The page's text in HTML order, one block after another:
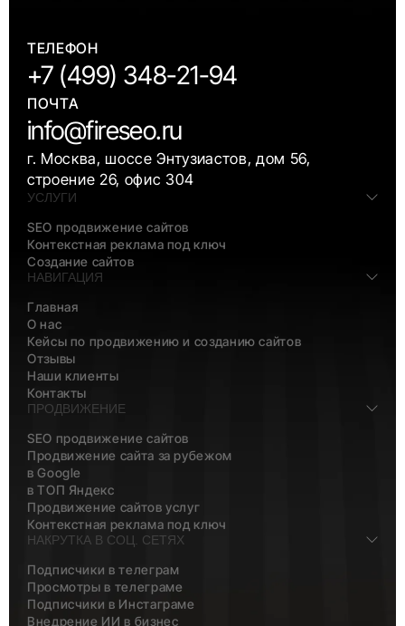
ТЕЛЕФОН
+7 (499) 348-21-94
ПОЧТА
info@fireseo.ru
г. Москва, шоссе Энтузиастов, дом 56,
строение 26, офис 304
УСЛУГИ
SEO продвижение сайтов
Контекстная реклама под ключ
Создание сайтов
НАВИГАЦИЯ
Главная
О нас
Кейсы по продвижению и созданию сайтов
Отзывы
Наши клиенты
Контакты
ПРОДВИЖЕНИЕ
SEO продвижение сайтов
Продвижение сайта за рубежом
в Google
в ТОП Яндекс
Продвижение сайтов услуг
Контекстная реклама под ключ
НАКРУТКА В СОЦ. СЕТЯХ
Подписчики в телеграм
Просмотры в телеграме
Подписчики в Инстаграме
Внедрение ИИ в бизнес